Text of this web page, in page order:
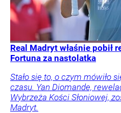
Real Madryt właśnie pobił
Fortuna za nastolatka
Stało się to, o czym mówiło
czasu. Yan Diomande,
Wybrzeża Kości Słoniowej,
Madryt.